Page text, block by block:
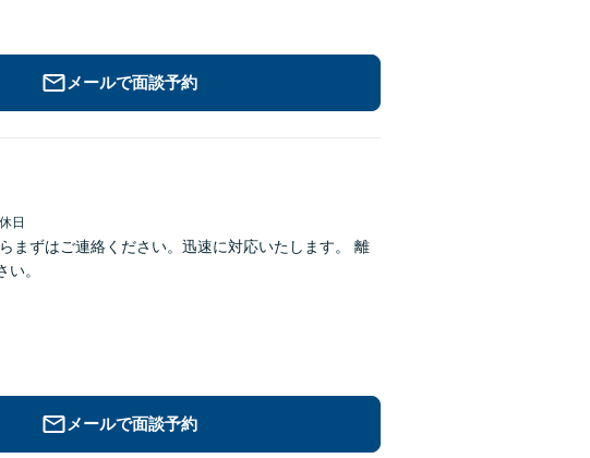
メールで面談予約
日
まずはご連絡ください。迅速に対応いたします。 離
。
メールで面談予約